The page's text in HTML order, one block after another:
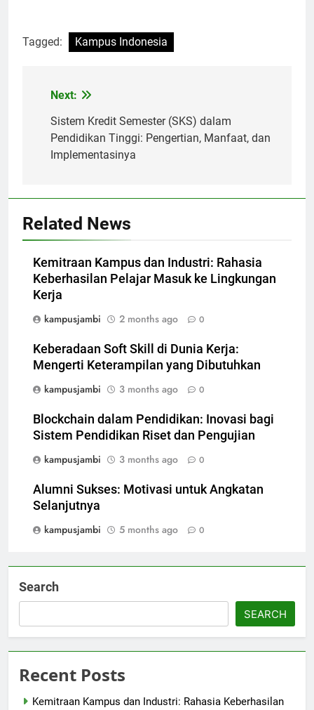
Tagged: Kampus Indonesia
Post
navigation
Next:
Sistem Kredit Semester (SKS) dalam
Pendidikan Tinggi: Pengertian, Manfaat, dan
Implementasinya
Related News
Kemitraan Kampus dan Industri: Rahasia
Keberhasilan Pelajar Masuk ke Lingkungan
Kerja
kampusjambi
2 months ago 0
Keberadaan Soft Skill di Dunia Kerja:
Mengerti Keterampilan yang Dibutuhkan
kampusjambi
3 months ago 0
Blockchain dalam Pendidikan: Inovasi bagi
Sistem Pendidikan Riset dan Pengujian
kampusjambi
3 months ago 0
Alumni Sukses: Motivasi untuk Angkatan
Selanjutnya
kampusjambi
5 months ago 0
Search
SEARCH
Recent Posts
Kemitraan Kampus dan Industri: Rahasia Keberhasilan